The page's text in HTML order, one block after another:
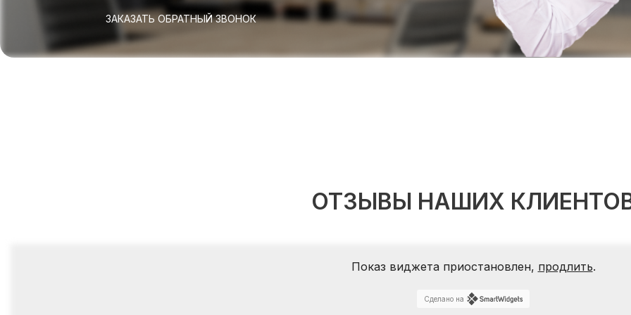
ЗАКАЗАТЬ ОБРАТНЫЙ ЗВОНОК
ОТЗЫВЫ НАШИХ
Показ виджета приостановлен, продлить.
Сделано на